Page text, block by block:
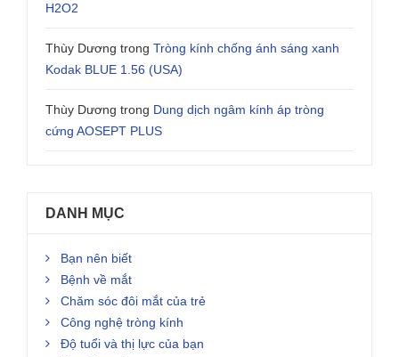
H2O2
Thùy Dương trong Tròng kính chống ánh sáng xanh
Kodak BLUE 1.56 (USA)
Thùy Dương trong Dung dịch ngâm kính áp tròng
cứng AOSEPT PLUS
DANH MỤC
Bạn nên biết
Bệnh về mắt
Chăm sóc đôi mắt của trẻ
Công nghệ tròng kính
Độ tuổi và thị lực của bạn